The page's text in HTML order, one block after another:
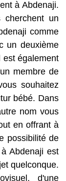
à Abdenaji.
cherchent un
comme
un deuxième
est également
membre de
souhaitez
bébé. Dans
nom vous
en offrant à
possibilité de
Abdenaji est
quelconque.
d'une